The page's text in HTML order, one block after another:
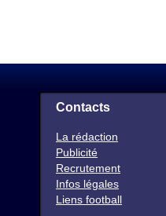
Contacts
La rédaction
Publicité
Recrutement
Infos légales
Liens football